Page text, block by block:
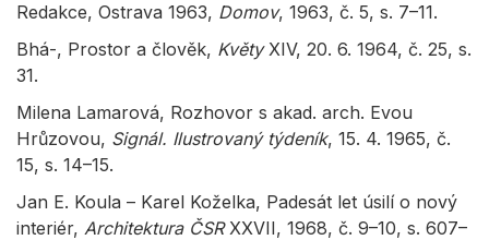
Redakce, Ostrava 1963, Domov, 1963, č. 5, s. 7–11.
Bhá-, Prostor a člověk, KvětyXIV, 20. 6. 1964, č. 25, s.
31.
Milena Lamarová, Rozhovor s akad. arch. Evou
Hrůzovou, Signál. Ilustrovaný týdeník, 15. 4. 1965, č.
15, s. 14–15.
Jan E. Koula – Karel Koželka, Padesát let úsilí o nový
interiér, Architektura ČSRXXVII, 1968, č. 9–10, s. 607–